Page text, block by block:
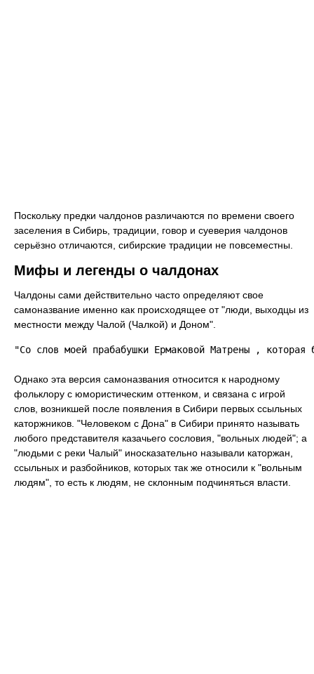
Поскольку предки чалдонов различаются по времени своего
заселения в Сибирь, традиции, говор и суеверия чалдонов
серьёзно отличаются, сибирские традиции не повсеместны.
Мифы и легенды о чалдонах
Чалдоны сами действительно часто определяют свое
самоназвание именно как происходящее от "люди, выходцы из
местности между Чалой (Чалкой) и Доном".
"Со слов моей прабабушки Ермаковой Матрены ,
Однако эта версия самоназвания относится к народному
фольклору с юмористическим оттенком, и связана с игрой
слов, возникшей после появления в Сибири первых ссыльных
каторжников. "Человеком с Дона" в Сибири принято называть
любого представителя казачьего сословия, "вольных людей"; а
"людьми с реки Чалый" иносказательно называли каторжан,
ссыльных и разбойников, которых так же относили к "вольным
людям", то есть к людям, не склонным подчиняться власти.